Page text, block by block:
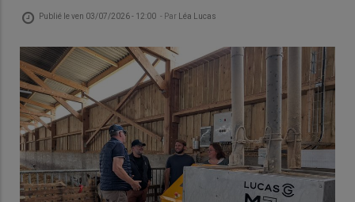
Publié leven 03/07/2026 - 12:00 - Par Léa Lucas